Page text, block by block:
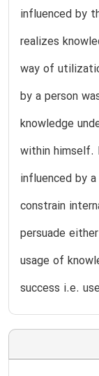
influenced by
realizes
way of
by a person
knowledge
within himself.
influenced by
constrain
persuade
usage of
success i.e.